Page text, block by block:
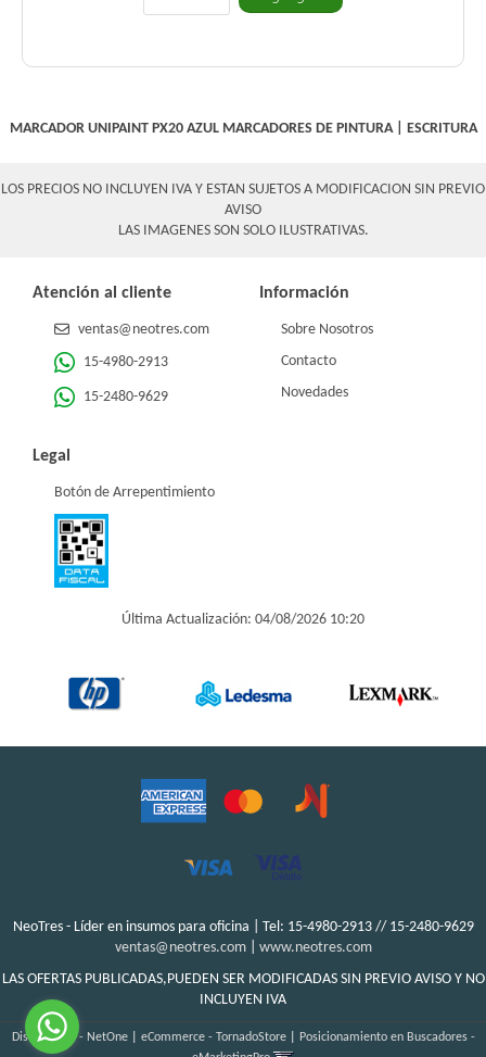
MARCADOR UNIPAINT PX20 AZUL MARCADORES DE PINTURA| ESCRITURA
LOS PRECIOS NO INCLUYEN IVA Y ESTAN SUJETOS A MODIFICACION SIN PREVIO
AVISO
LAS IMAGENES SON SOLO ILUSTRATIVAS.
Atención al cliente
ventas@neotres.com
15-4980-2913
15-2480-9629
Información
Sobre Nosotros
Contacto
Novedades
Legal
Botón de Arrepentimiento
Última Actualización: 04/08/2026 10:20
NeoTres - Líder en insumos para oficina | Tel: 15-4980-2913 // 15-2480-9629
ventas@neotres.com| www.neotres.com
LAS OFERTAS PUBLICADAS,PUEDEN SER MODIFICADAS SIN PREVIO AVISO Y NO
INCLUYEN IVA
Diseño Web - NetOne| eCommerce - TornadoStore|
Posicionamiento en Buscadores -